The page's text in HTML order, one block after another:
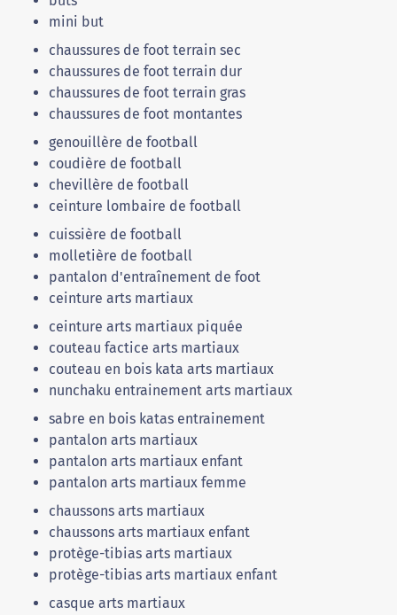
mini but
chaussures de foot terrain sec
chaussures de foot terrain dur
chaussures de foot terrain gras
chaussures de foot montantes
genouillère de football
coudière de football
chevillère de football
ceinture lombaire de football
cuissière de football
molletière de football
pantalon d'entraînement de foot
ceinture arts martiaux
ceinture arts martiaux piquée
couteau factice arts martiaux
couteau en bois kata arts martiaux
nunchaku entrainement arts martiaux
sabre en bois katas entrainement
pantalon arts martiaux
pantalon arts martiaux enfant
pantalon arts martiaux femme
chaussons arts martiaux
chaussons arts martiaux enfant
protège-tibias arts martiaux
protège-tibias arts martiaux enfant
casque arts martiaux